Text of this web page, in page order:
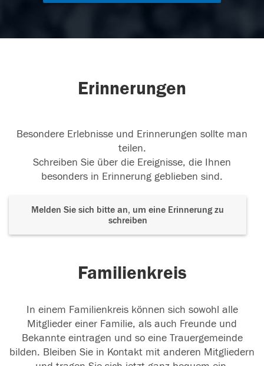
Erinnerungen
Besondere Erlebnisse und Erinnerungen sollte man
teilen.
Schreiben Sie über die Ereignisse, die Ihnen
besonders in Erinnerung geblieben sind.
Melden Sie sich bitte an, um eine Erinnerung zu
schreiben
Familienkreis
In einem Familienkreis können sich sowohl alle
Mitglieder einer Familie, als auch Freunde und
Bekannte eintragen und so eine Trauergemeinde
bilden. Bleiben Sie in Kontakt mit anderen Mitgliedern